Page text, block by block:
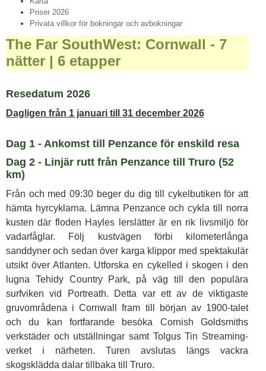
Priser 2026
Privata villkor för bokningar och avbokningar
The Far SouthWest: Cornwall - 7
nätter | 6 etapper
Resedatum 2026
Dagligen från 1 januari till 31 december 2026
Dag 1 - Ankomst till Penzance för enskild resa
Dag 2 - Linjär rutt från Penzance till Truro (52
km)
Från och med 09:30 beger du dig till cykelbutiken för att
hämta hyrcyklarna. Lämna Penzance och cykla till norra
kusten där floden Hayles lerslätter är en rik livsmiljö för
vadarfåglar. Följ kustvägen förbi kilometerlånga
sanddyner och sedan över karga klippor med spektakulär
utsikt över Atlanten. Utforska en cykelled i skogen i den
lugna Tehidy Country Park, på väg till den populära
surfviken vid Portreath. Detta var ett av de viktigaste
gruvområdena i Cornwall fram till början av 1900-talet
och du kan fortfarande besöka Cornish Goldsmiths
verkstäder och utställningar samt Tolgus Tin Streaming-
verket i närheten. Turen avslutas längs vackra
skogsklädda dalar tillbaka till Truro.